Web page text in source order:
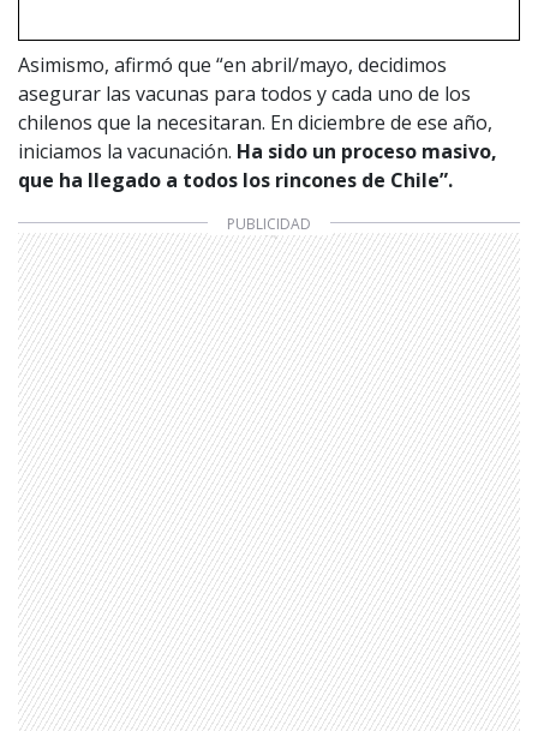
Asimismo, afirmó que “en abril/mayo, decidimos
asegurar las vacunas para todos y cada uno de los
chilenos que la necesitaran. En diciembre de ese año,
iniciamos la vacunación. Ha sido un proceso masivo,
que ha llegado a todos los rincones de Chile”.